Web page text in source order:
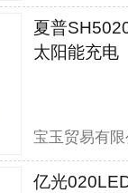
夏普
太阳能充电
宝玉贸易有限
亿光